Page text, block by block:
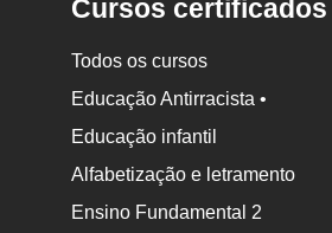
Cursos certificados
Todos os cursos
Educação Antirracista •
Educação infantil
Alfabetização e letramento
Ensino Fundamental 2